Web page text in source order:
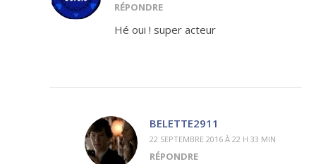
RÉPONDRE
Hé oui ! super acteur
BELETTE2911
22 SEPTEMBRE 2016 À 22 H 33 MIN
RÉPONDRE